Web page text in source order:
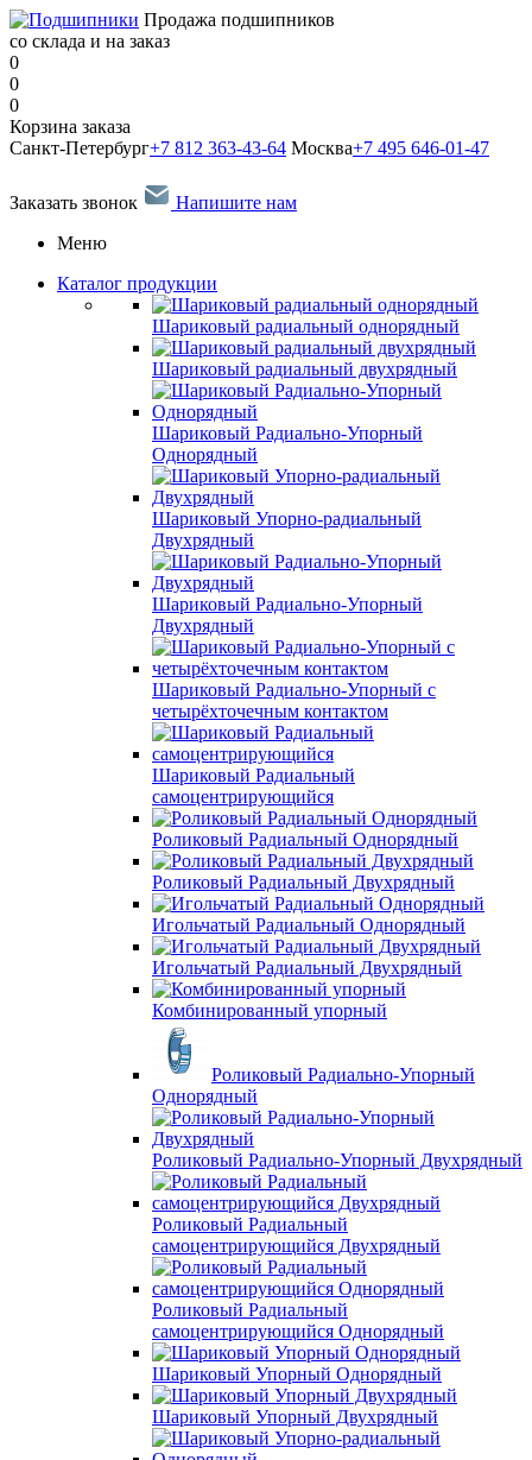
Продажа подшипников
со склада и на заказ
0
0
0
Корзина заказа
Санкт-Петербург+7 812 363-43-64 Москва+7 495 646-01-47
Заказать звонок
Напишите нам
Меню
Каталог продукции
Шариковый радиальный однорядный
Шариковый радиальный двухрядный
Шариковый Радиально-Упорный
Однорядный
Шариковый Упорно-радиальный
Двухрядный
Шариковый Радиально-Упорный
Двухрядный
Шариковый Радиально-Упорный с
четырёхточечным контактом
Шариковый Радиальный
самоцентрирующийся
Роликовый Радиальный Однорядный
Роликовый Радиальный Двухрядный
Игольчатый Радиальный Однорядный
Игольчатый Радиальный Двухрядный
Комбинированный упорный
Роликовый Радиально-Упорный
Однорядный
Роликовый Радиально-Упорный Двухрядный
Роликовый Радиальный
самоцентрирующийся Двухрядный
Роликовый Радиальный
самоцентрирующийся Однорядный
Шариковый Упорный Однорядный
Шариковый Упорный Двухрядный